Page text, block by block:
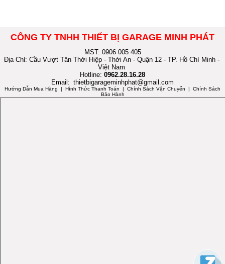
CÔNG TY TNHH THIẾT BỊ GARAGE MINH PHÁT
MST: 0906 005 405
Địa Chỉ: Cầu Vượt Tân Thới Hiệp - Thới An - Quận 12 - TP. Hồ Chí Minh -
Việt Nam
Hotline: 0962.28.16.28
Email: thietbigarageminhphat@gmail.com
Hướng Dẫn Mua Hàng | Hình Thức Thanh Toán | Chính Sách Vận Chuyển | Chính Sách
Bảo Hành